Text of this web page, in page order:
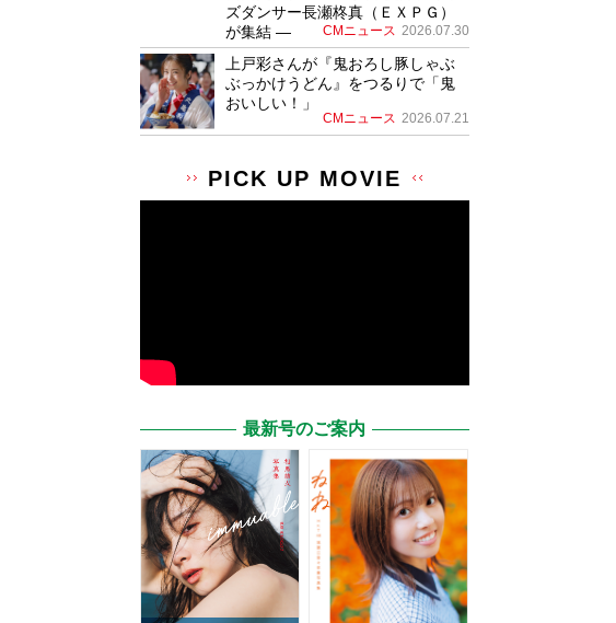
ズダンサー長瀬柊真（ＥＸＰＧ）
が集結 ―
CMニュース 2026.07.30
上戸彩さんが『鬼おろし豚しゃぶ
ぶっかけうどん』をつるりで「鬼
おいしい！」
CMニュース 2026.07.21
PICK UP MOVIE
最新号のご案内